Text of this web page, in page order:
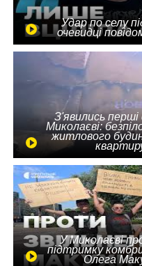
Удар по селу
очевидці
З'явились
Миколаєві:
житлового
У Миколаєві
підтримку
Олега